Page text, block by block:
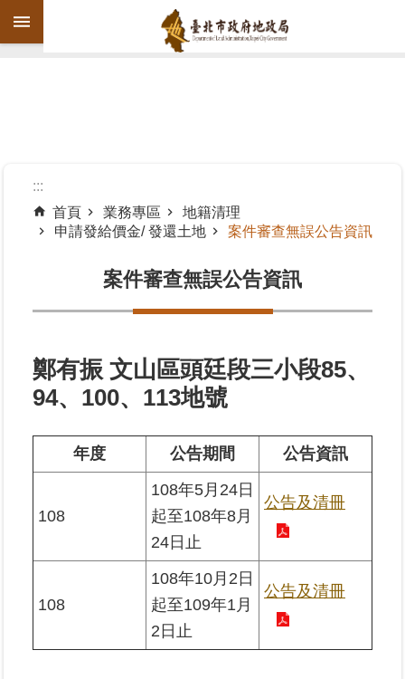
跳到主要內容區塊
機
告
資
訊
務
區
查
:::
首頁
業務專區
地籍清理
申請發給價金/ 發還土地
案件審查無誤公告資訊
案件審查無誤公告資訊
鄭有振 文山區頭廷段三小段85、
94、100、113地號
年度 公告期間 公告資訊
108
108年5月24日
起至108年8月
24日止
公告及清冊
108
108年10月2日
起至109年1月
2日止
公告及清冊